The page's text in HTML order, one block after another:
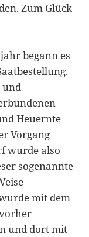
Zum Glück
begann es
und
Heu­ernte
Vorgang
wurde also
soge­nannte
mit dem
und dort mit